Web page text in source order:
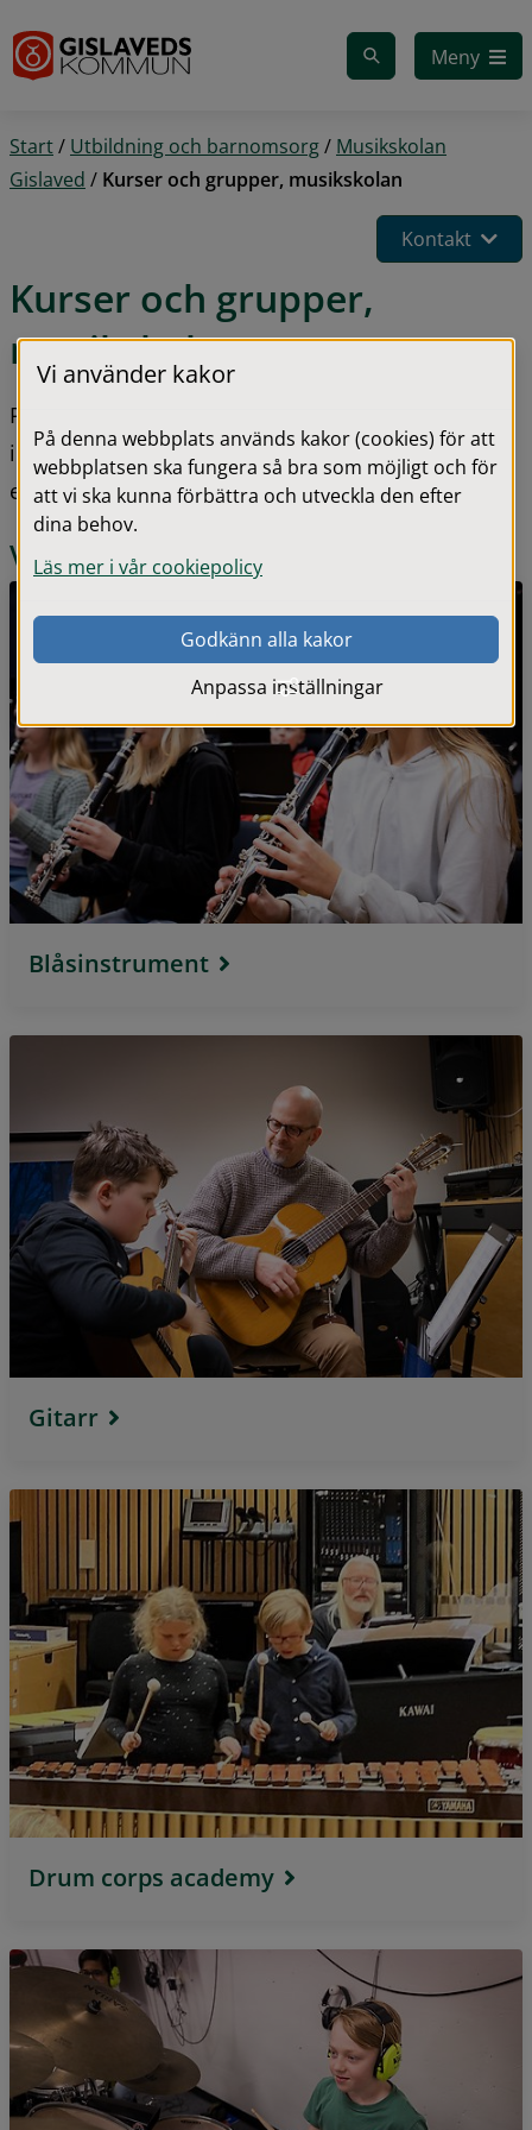
Meny
Start/ Utbildning och barnomsorg/ Musikskolan
Gislaved / Kurser och grupper, musikskolan
Kontakt
Kurser och grupper,
musikskolan
På denna sida kan du ta del av det utbud av
instrument och kurser som Musikskolan Gislaved
erbjuder.
Våra kurser
Blåsinstrument
Gitarr
Drum corps academy
Vi använder kakor
På denna webbplats används kakor (cookies) för att
webbplatsen ska fungera så bra som möjligt och för
att vi ska kunna förbättra och utveckla den efter
dina behov.
Läs mer i vår cookiepolicy
Godkänn alla kakor
Anpassa inställningar